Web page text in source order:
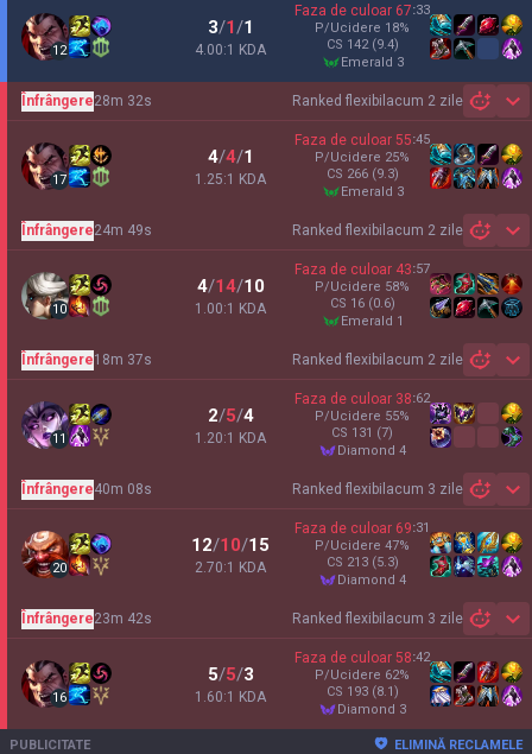
12
3/1/1
4.00:1 KDA
Faza de culoar 67:33
P/Ucidere 18%
CS 142 (9.4)
emerald 3
Ranked flexibil acum 2 zile
Înfrângere28m 32s
17
4/4/1
1.25:1 KDA
Faza de culoar 55:45
P/Ucidere 25%
CS 266 (9.3)
emerald 3
Ranked flexibil acum 2 zile
Înfrângere24m 49s
10
4/14/10
1.00:1 KDA
Faza de culoar 43:57
P/Ucidere 58%
CS 16 (0.6)
emerald 1
Ranked flexibil acum 2 zile
Înfrângere18m 37s
11
2/5/4
1.20:1 KDA
Faza de culoar 38:62
P/Ucidere 55%
CS 131 (7)
diamond 4
Ranked flexibil acum 3 zile
Înfrângere40m 08s
20
12/10/15
2.70:1 KDA
Faza de culoar 69:31
P/Ucidere 47%
CS 213 (5.3)
diamond 4
Ranked flexibil acum 3 zile
Înfrângere23m 42s
16
5/5/3
1.60:1 KDA
Faza de culoar 58:42
P/Ucidere 62%
CS 193 (8.1)
diamond 3
PUBLICITATE ELIMINĂ RECLAMELE